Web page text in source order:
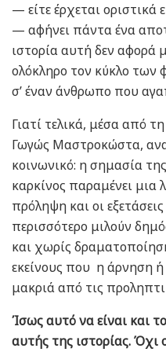
— είτε έρχεται
— αφήνει πάντα ένα
ιστορία αυτή δεν αφορά
ολόκληρο τον κύκλο των
σ’ έναν άνθρωπο που
Γιατί τελικά, μέσα από
Γωγώς Μαστροκώστα,
κοινωνικό: η σημασία
καρκίνος παραμένει μια
πρόληψη και οι
περισσότερο μιλούν
και χωρίς
εκείνους που η άρνηση
μακριά από τις
Ίσως αυτό να είναι και
αυτής της ιστορίας.